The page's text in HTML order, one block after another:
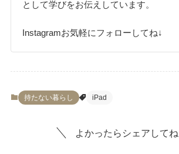
として学びをお伝えしています。
Instagramお気軽にフォローしてね↓
持たない暮らし iPad
よかったらシェアしてね